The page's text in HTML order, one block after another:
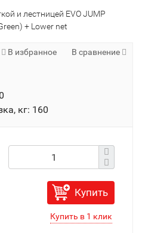
и лестницей EVO JUMP
+ Lower net
В избранное
В сравнение
кг: 160
Купить